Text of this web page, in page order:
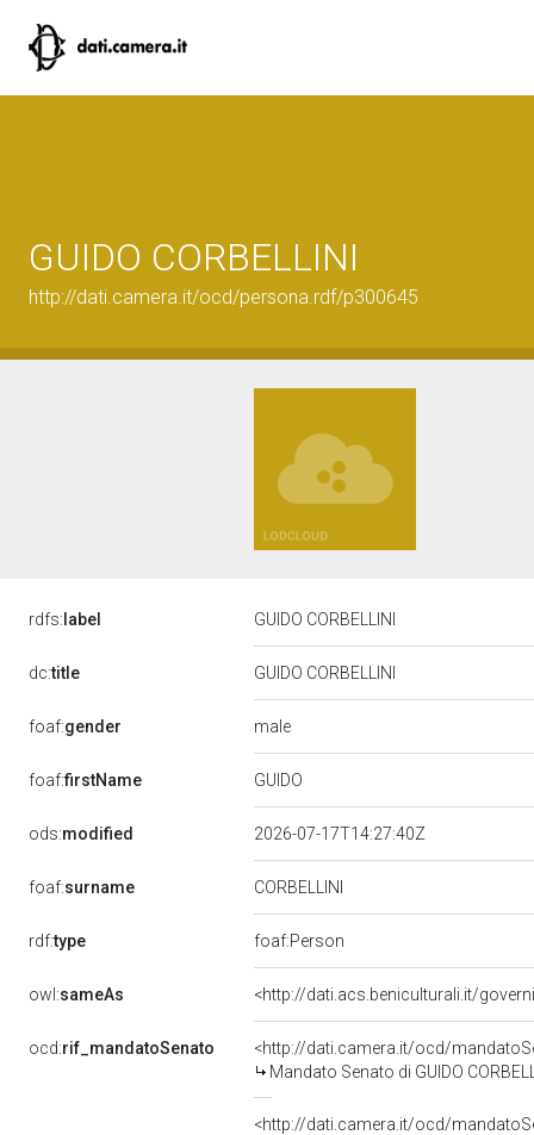
GUIDO CORBELLINI
http://dati.camera.it/ocd/persona.rdf/p300645
rdfs: label GUIDO CORBELLINI
dc:title GUIDO CORBELLINI
foaf:gender male
foaf:firstName GUIDO
ods:modified 2026-07-17T14:27:40Z
foaf:surname CORBELLINI
rdf:type foaf:Person
owl:sameAs <http://dati.acs.beniculturali.it/
ocd:rif_mandatoSenato
<http://dati.camera.it/ocd/
Mandato Senato di GUIDO
<http://dati.camera.it/ocd/